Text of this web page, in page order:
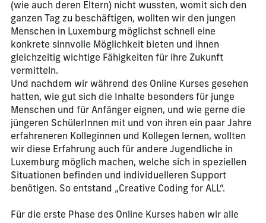
(wie auch deren Eltern) nicht wussten, womit sich den
ganzen Tag zu beschäftigen, wollten wir den jungen
Menschen in Luxemburg möglichst schnell eine
konkrete sinnvolle Möglichkeit bieten und ihnen
gleichzeitig wichtige Fähigkeiten für ihre Zukunft
vermitteln.
Und nachdem wir während des Online Kurses gesehen
hatten, wie gut sich die Inhalte besonders für junge
Menschen und für Anfänger eignen, und wie gerne die
jüngeren SchülerInnen mit und von ihren ein paar Jahre
erfahreneren Kolleginnen und Kollegen lernen, wollten
wir diese Erfahrung auch für andere Jugendliche in
Luxemburg möglich machen, welche sich in speziellen
Situationen befinden und individuelleren Support
benötigen. So entstand „Creative Coding for ALL“.
Für die erste Phase des Online Kurses haben wir alle